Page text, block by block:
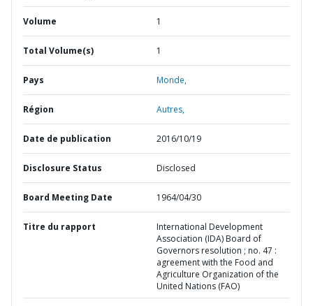
Volume 1
Total Volume(s) 1
Pays Monde,
Région Autres,
Date de publication 2016/10/19
Disclosure Status Disclosed
Board Meeting Date 1964/04/30
Titre du rapport
International Development
Association (IDA) Board of
Governors resolution ; no. 47 :
agreement with the Food and
Agriculture Organization of the
United Nations (FAO)